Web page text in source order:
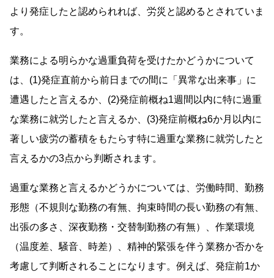
より発症したと認められれば、労災と認めるとされていま
す。
業務による明らかな過重負荷を受けたかどうかについて
は、(1)発症直前から前日までの間に「異常な出来事」に
遭遇したと言えるか、(2)発症前概ね1週間以内に特に過重
な業務に就労したと言えるか、(3)発症前概ね6か月以内に
著しい疲労の蓄積をもたらす特に過重な業務に就労したと
言えるかの3点から判断されます。
過重な業務と言えるかどうかについては、労働時間、勤務
形態（不規則な勤務の有無、拘束時間の長い勤務の有無、
出張の多さ、深夜勤務・交替制勤務の有無）、作業環境
（温度差、騒音、時差）、精神的緊張を伴う業務か否かを
考慮して判断されることになります。例えば、発症前1か